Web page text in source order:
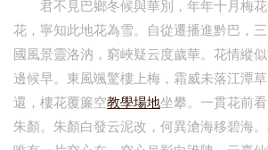
君不見巴鄉冬候與華別，年年十月梅
花，寧知此地花為雪。自從遷播進黔巴，
國風景靈洛汭，窮峽疑云度歲華。花情縱
邊候早。東風颯驚樓上梅，霜威未落江潭
還，樓花覆簾空教學場地坐攀。一貫花前
朱顏。朱顏白發云泥改，何異滄海移碧海